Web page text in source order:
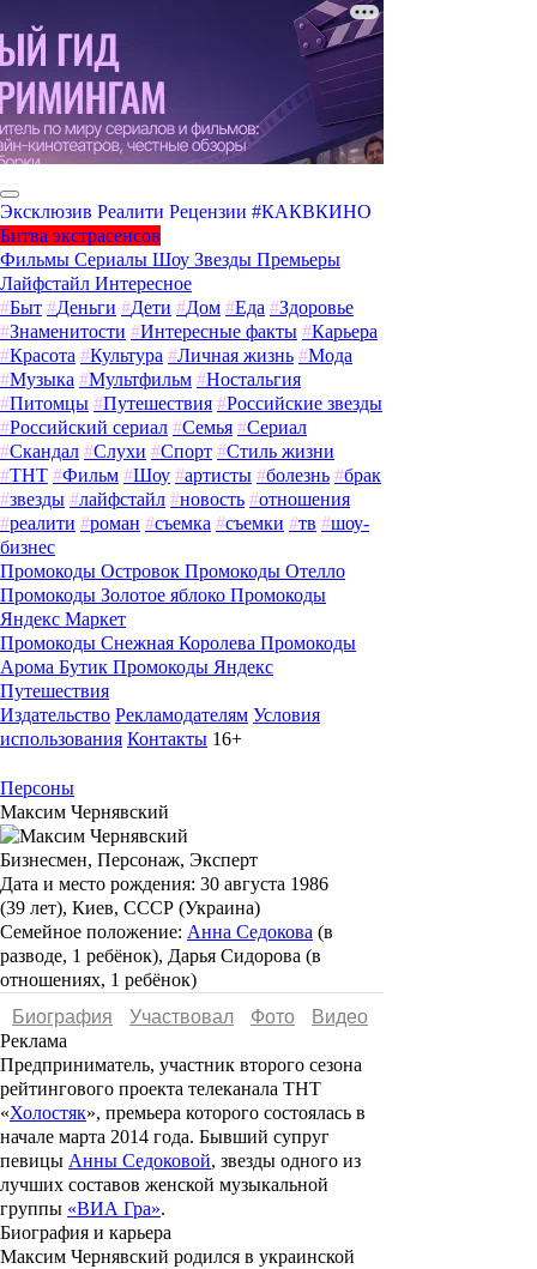
Эксклюзив Реалити Рецензии #КАКВКИНО
Битва экстрасенсов
Фильмы Сериалы Шоу Звезды Премьеры
Лайфстайл Интересное
#Быт #Деньги #Дети #Дом #Еда #Здоровье
#Знаменитости #Интересные факты #Карьера
#Красота #Культура #Личная жизнь #Мода
#Музыка #Мультфильм #Ностальгия
#Питомцы #Путешествия #Российские звезды
#Российский сериал #Семья #Сериал
#Скандал #Слухи #Спорт #Стиль жизни
#ТНТ #Фильм #Шоу #артисты #болезнь #брак
#звезды #лайфстайл #новость #отношения
#реалити #роман #съемка #съемки #тв #шоу-
бизнес
Промокоды Островок Промокоды Отелло
Промокоды Золотое яблоко Промокоды
Яндекс Маркет
Промокоды Снежная Королева Промокоды
Арома Бутик Промокоды Яндекс
Путешествия
Издательство Рекламодателям Условия
использования Контакты 16+
Персоны
Максим Чернявский
Бизнесмен, Персонаж, Эксперт
Дата и место рождения: 30 августа 1986
(39 лет), Киев, СССР (Украина)
Семейное положение: Анна Седокова (в
разводе, 1 ребёнок), Дарья Сидорова (в
отношениях, 1 ребёнок)
Биография
Участвовал Фото
Видеo
Реклама
Предприниматель, участник второго сезона
рейтингового проекта телеканала ТНТ
«Холостяк», премьера которого состоялась в
начале марта 2014 года. Бывший супруг
певицы Анны Седоковой, звезды одного из
лучших составов женской музыкальной
группы «ВИА Гра».
Биография и карьера
Максим Чернявский родился в украинской